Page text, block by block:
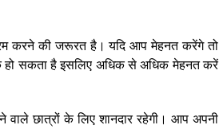
करने की जरूरत है। यदि आप मेहनत करेंगे तो
हो सकता है इसलिए अधिक से अधिक मेहनत करें
वाले छात्रों के लिए शानदार रहेगी। आप अपनी